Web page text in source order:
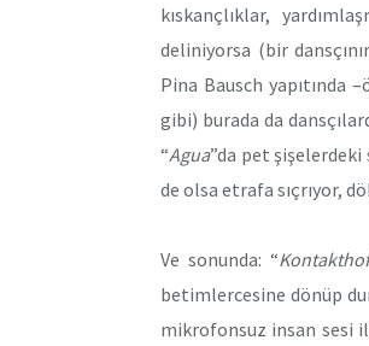
kıskançlıklar,
deliniyorsa (bir
Pina Bausch yapıtında
gibi) burada da
“Agua”da pet şişelerdeki
de olsa etrafa sıçrıyor,
Ve sonunda: “Kontakthof
betimlercesine dönüp
mikrofonsuz insan sesi